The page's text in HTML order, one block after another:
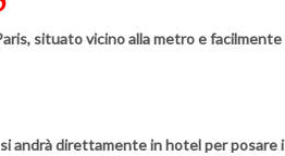
situato vicino alla metro e
andrà direttamente in hotel per